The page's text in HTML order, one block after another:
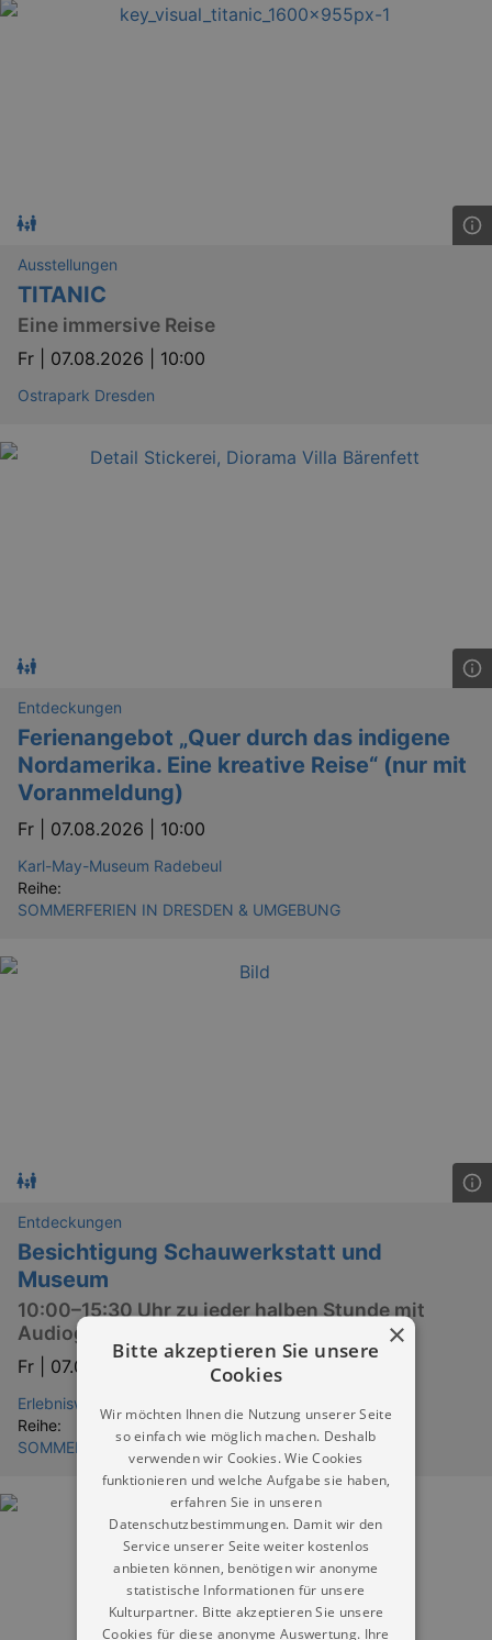
Ausstellungen
TITANIC
Eine immersive Reise
Fr | 07.08.2026 | 10:00
Ostrapark Dresden
Entdeckungen
Ferienangebot „Quer durch das indigene
Nordamerika. Eine kreative Reise“ (nur mit
Voranmeldung)
Fr | 07.08.2026 | 10:00
Karl-May-Museum Radebeul
Reihe:
SOMMERFERIEN IN DRESDEN & UMGEBUNG
Entdeckungen
Besichtigung Schauwerkstatt und
Museum
10:00–15:30 Uhr zu jeder halben Stunde mit
Audioguide in 14 Sprachen
Fr | 07.08.2026 | 10:00
Erlebniswelt Meissen Meißen
Reihe:
SOMMERFERIEN IN DRESDEN & UMGEBUNG
×
Bitte akzeptieren Sie unsere
Cookies
Wir möchten Ihnen die Nutzung unserer Seite
so einfach wie möglich machen. Deshalb
verwenden wir Cookies. Wie Cookies
funktionieren und welche Aufgabe sie haben,
erfahren Sie in unseren
Datenschutzbestimmungen. Damit wir den
Service unserer Seite weiter kostenlos
anbieten können, benötigen wir anonyme
statistische Informationen für unsere
Kulturpartner. Bitte akzeptieren Sie unsere
Cookies für diese anonyme Auswertung. Ihre